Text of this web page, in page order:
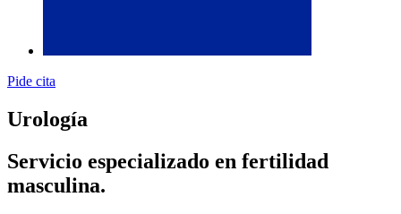
Pide cita
Urología
Servicio especializado en fertilidad
masculina.